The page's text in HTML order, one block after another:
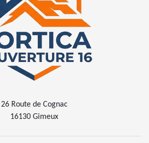
26 Route de Cognac
16130 Gimeux